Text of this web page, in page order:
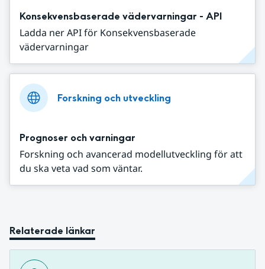
Konsekvensbaserade vädervarningar - API
Ladda ner API för Konsekvensbaserade
vädervarningar
Forskning och utveckling
Prognoser och varningar
Forskning och avancerad modellutveckling för att
du ska veta vad som väntar.
Relaterade länkar